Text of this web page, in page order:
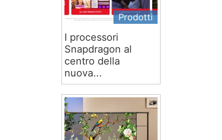
Prodotti
I processori
Snapdragon al
centro della
nuova...